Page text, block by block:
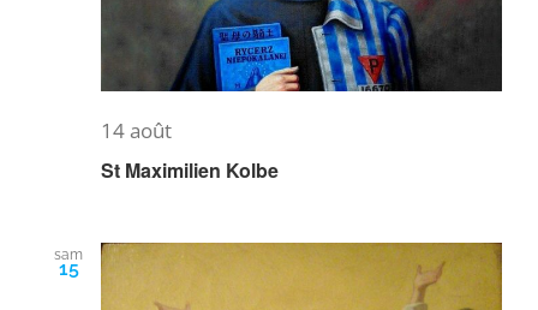
14 août
St Maximilien Kolbe
sam
15